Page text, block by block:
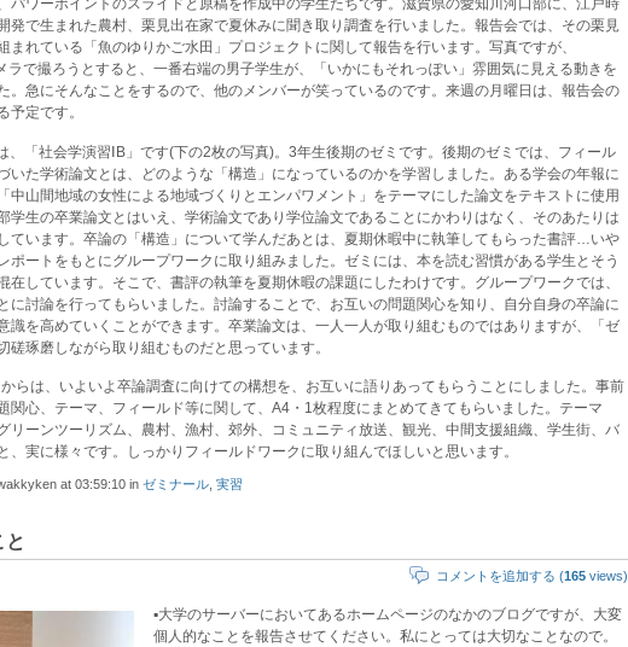
パワーポイントのスライドと原稿を作成中の学生たちです。滋賀県の愛知川河口部に、江戸時
発で生まれた農村、栗見出在家で夏休みに聞き取り調査を行いました。報告会では、その栗見
まれている「魚のゆりかご水田」プロジェクトに関して報告を行います。写真ですが、
ラで撮ろうとすると、一番右端の男子学生が、「いかにもそれっぽい」雰囲気に見える動きを
。急にそんなことをするので、他のメンバーが笑っているのです。来週の月曜日は、報告会の
予定です。
、「社会学演習ⅠB」です(下の2枚の写真)。3年生後期のゼミです。後期のゼミでは、フィール
いた学術論文とは、どのような「構造」になっているのかを学習しました。ある学会の年報に
中山間地域の女性による地域づくりとエンパワメント」をテーマにした論文をテキストに使用
学生の卒業論文とはいえ、学術論文であり学位論文であることにかわりはなく、そのあたりは
ています。卒論の「構造」について学んだあとは、夏期休暇中に執筆してもらった書評…いや
ポートをもとにグループワークに取り組みました。ゼミには、本を読む習慣がある学生とそう
在しています。そこで、書評の執筆を夏期休暇の課題にしたわけです。グループワークでは、
に討論を行ってもらいました。討論することで、お互いの問題関心を知り、自分自身の卒論に
識を高めていくことができます。卒業論文は、一人一人が取り組むものではありますが、「ゼ
磋琢磨しながら取り組むものだと思っています。
らは、いよいよ卒論調査に向けての構想を、お互いに語りあってもらうことにしました。事前
関心、テーマ、フィールド等に関して、A4・1枚程度にまとめてきてもらいました。テーマ
リーンツーリズム、農村、漁村、郊外、コミュニティ放送、観光、中間支援組織、学生街、バ
、実に様々です。しっかりフィールドワークに取り組んでほしいと思います。
at 03:59:10 in ゼミナール 実習
と
コメントを追加する (165 views)
▪︎大学のサーバーにおいてあるホームページのなかのブログですが、大変
個人的なことを報告させてください。私にとっては大切なことなので。